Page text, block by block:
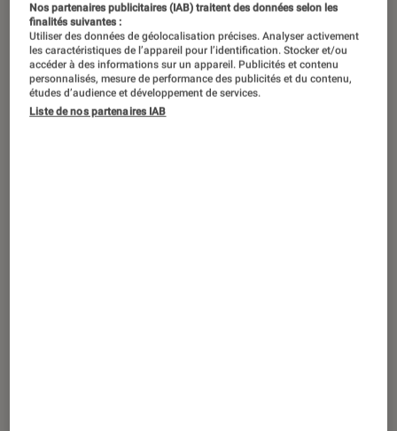
« Et pendant ce temps, Simone Veille ! » :
une fresque féministe drôle et
CRITIQUE
01 août. 2016
Nos partenaires publicitaires (IAB) traitent des données selon les
finalités suivantes :
Utiliser des données de géolocalisation précises. Analyser activement
les caractéristiques de l’appareil pour l’identification. Stocker et/ou
accéder à des informations sur un appareil. Publicités et contenu
personnalisés, mesure de performance des publicités et du contenu,
études d’audience et développement de services.
Liste de nos partenaires IAB